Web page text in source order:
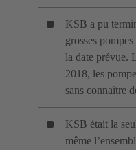
KSB a pu
grosses
la date prévue.
2018, les
sans connaître
KSB était la
même